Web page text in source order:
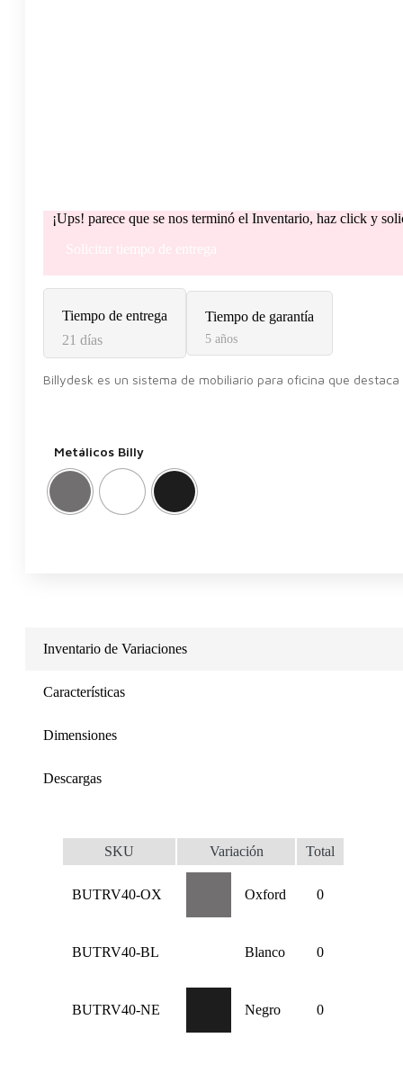
¡Ups! parece que se nos terminó el Inventario, haz click y
Solicitar tiempo de entrega
Tiempo de entrega
21 días
Tiempo de garantía
5 años
Billydesk es un sistema de mobiliario para oficina que
Metálicos Billy
Inventario de Variaciones
Características
Dimensiones
Descargas
SKU Variación Total
BUTRV40-OX Oxford 0
BUTRV40-BL Blanco 0
BUTRV40-NE Negro 0